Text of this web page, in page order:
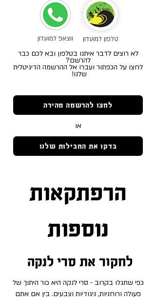
ווצאפ למועדון טלפון למועדון
לא רוצים לדבר איתנו בטלפון ובא לכם כבר
להרשם?
לחצו על הכפתור ועברו אל ההרשמה הדיגיטלית
שלנו!
לחצו להרשמה מהירה
או
בדקו את החבילות שלנו
הרפתקאות
נוספות
לחקור את סרי לנקה
כפי שתגלו בקרוב - סרי לנקה היא כור היתוך של
פעולה ורוחניות, ניגודיות וצבעים. בין אם אתם